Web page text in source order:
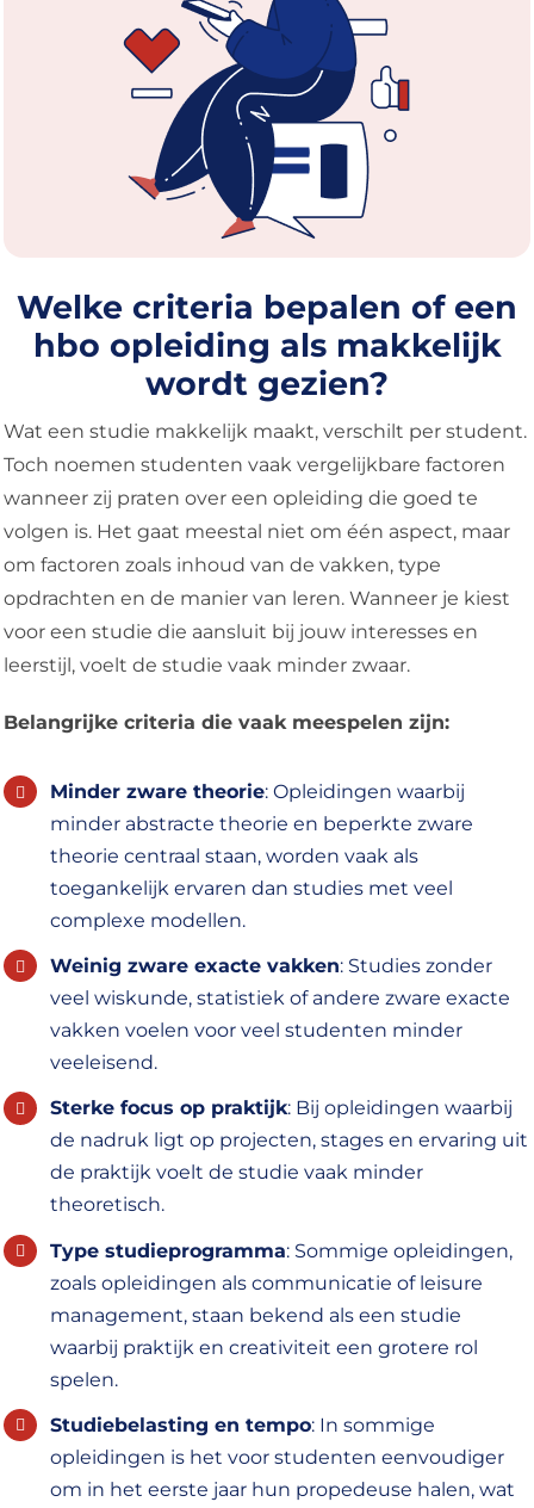
Welke criteria bepalen of een
hbo opleiding als makkelijk
wordt gezien?
Wat een studie makkelijk maakt, verschilt per student.
Toch noemen studenten vaak vergelijkbare factoren
wanneer zij praten over een opleiding die goed te
volgen is. Het gaat meestal niet om één aspect, maar
om factoren zoals inhoud van de vakken, type
opdrachten en de manier van leren. Wanneer je kiest
voor een studie die aansluit bij jouw interesses en
leerstijl, voelt de studie vaak minder zwaar.
Belangrijke criteria die vaak meespelen zijn:
Minder zware theorie: Opleidingen waarbij
minder abstracte theorie en beperkte zware
theorie centraal staan, worden vaak als
toegankelijk ervaren dan studies met veel
complexe modellen.
Weinig zware exacte vakken: Studies zonder
veel wiskunde, statistiek of andere zware exacte
vakken voelen voor veel studenten minder
veeleisend.
Sterke focus op praktijk: Bij opleidingen waarbij
de nadruk ligt op projecten, stages en ervaring uit
de praktijk voelt de studie vaak minder
theoretisch.
Type studieprogramma: Sommige opleidingen,
zoals opleidingen als communicatie of leisure
management, staan bekend als een studie
waarbij praktijk en creativiteit een grotere rol
spelen.
Studiebelasting en tempo: In sommige
opleidingen is het voor studenten eenvoudiger
om in het eerste jaar hun propedeuse halen, wat